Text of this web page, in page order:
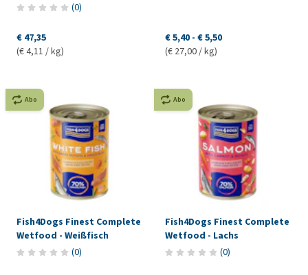
(0)
€ 47,35
(€ 4,11 / kg)
€ 5,40 - € 5,50
(€ 27,00 / kg)
Abo
Fish4Dogs Finest Complete
Wetfood - Weißfisch
(0)
Abo
Fish4Dogs Finest Complete
Wetfood - Lachs
(0)